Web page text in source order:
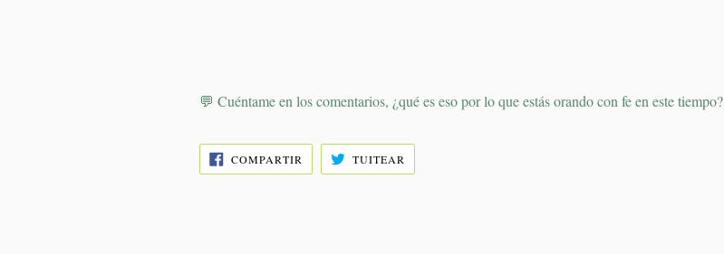
💬 Cuéntame en los comentarios, ¿qué es eso por lo que estás orando con fe en este tiempo?
COMPARTIR COMPARTIR
EN
FACEBOOK
TUITEAR
EN
TWITTER